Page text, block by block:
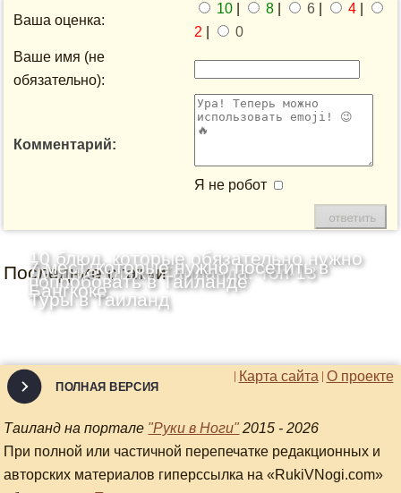
Ваша оценка:
10 8 6 4
2
0
Ваше имя (не
обязательно):
Комментарий:
Я не робот
Последние статьи
Лучшие пляжи Таиланда: Топ-13
10 блюд, которые обязательно нужно
попробовать в Таиланде
7 мест, которые нужно посетить в
Бангкоке
Туры в Таиланд
О проекте
Карта сайта
ПОЛНАЯ ВЕРСИЯ
Таиланд на портале "Руки в Ноги" 2015 - 2026
При полной или частичной перепечатке редакционных и
авторских материалов гиперссылка на «RukiVNogi.com»